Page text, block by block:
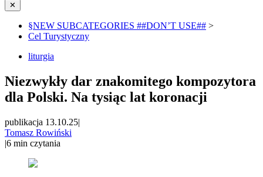
✕
§NEW SUBCATEGORIES ##DON’T USE## >
Cel Turystyczny
liturgia
Niezwykły dar znakomitego kompozytora
dla Polski. Na tysiąc lat koronacji
publikacja 13.10.25|
Tomasz Rowiński
|6 min czytania